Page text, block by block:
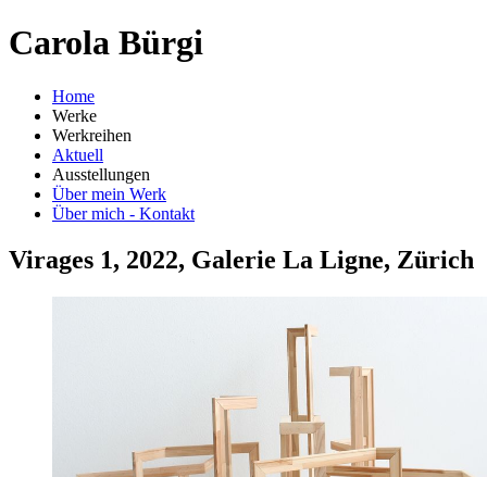
Carola Bürgi
Home
Werke
Werkreihen
Aktuell
Ausstellungen
Über mein Werk
Über mich - Kontakt
Virages 1, 2022, Galerie La Ligne, Zürich